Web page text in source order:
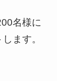
名様に
ます。